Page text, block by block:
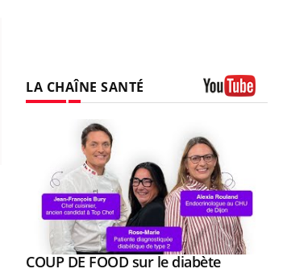
LA CHAÎNE SANTÉ
Youtube
COUP DE FOOD sur le diabèteYoutube
Youtube
Quand l’entreprise mise sur le bien